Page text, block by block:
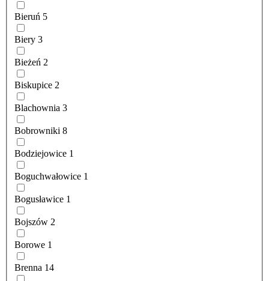
Bieruń 5
Biery 3
Bieżeń 2
Biskupice 2
Blachownia 3
Bobrowniki 8
Bodziejowice 1
Boguchwałowice 1
Bogusławice 1
Bojszów 2
Borowe 1
Brenna 14